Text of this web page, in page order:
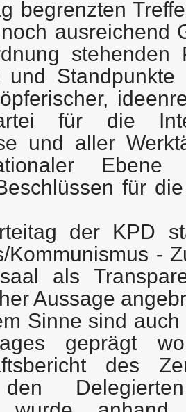
begrenzten
ausreichend
stehenden
und
für die
und aller
für
der KPD
Kommunismus -
als
Aussage
Sinne sind
geprägt
des